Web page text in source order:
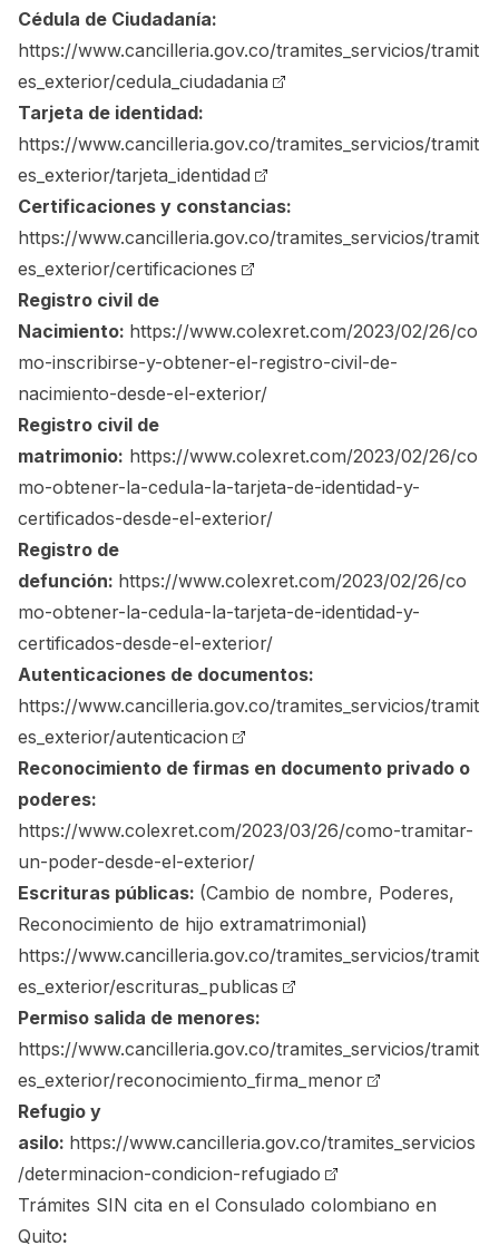
Cédula de Ciudadanía:
https://www.cancilleria.gov.co/tramites_servicios/tramit
es_exterior/cedula_ciudadania
Tarjeta de identidad:
https://www.cancilleria.gov.co/tramites_servicios/tramit
es_exterior/tarjeta_identidad
Certificaciones y constancias:
https://www.cancilleria.gov.co/tramites_servicios/tramit
es_exterior/certificaciones
Registro civil de
Nacimiento: https://www.colexret.com/2023/02/26/co
mo-inscribirse-y-obtener-el-registro-civil-de-
nacimiento-desde-el-exterior/
Registro civil de
matrimonio: https://www.colexret.com/2023/02/26/co
mo-obtener-la-cedula-la-tarjeta-de-identidad-y-
certificados-desde-el-exterior/
Registro de
defunción: https://www.colexret.com/2023/02/26/co
mo-obtener-la-cedula-la-tarjeta-de-identidad-y-
certificados-desde-el-exterior/
Autenticaciones de documentos:
https://www.cancilleria.gov.co/tramites_servicios/tramit
es_exterior/autenticacion
Reconocimiento de firmas en documento privado o
poderes:
https://www.colexret.com/2023/03/26/como-tramitar-
un-poder-desde-el-exterior/
Escrituras públicas: (Cambio de nombre, Poderes,
Reconocimiento de hijo extramatrimonial)
https://www.cancilleria.gov.co/tramites_servicios/tramit
es_exterior/escrituras_publicas
Permiso salida de menores:
https://www.cancilleria.gov.co/tramites_servicios/tramit
es_exterior/reconocimiento_firma_menor
Refugio y
asilo: https://www.cancilleria.gov.co/tramites_servicios
/determinacion-condicion-refugiado
Trámites SIN cita en el Consulado colombiano en
Quito: